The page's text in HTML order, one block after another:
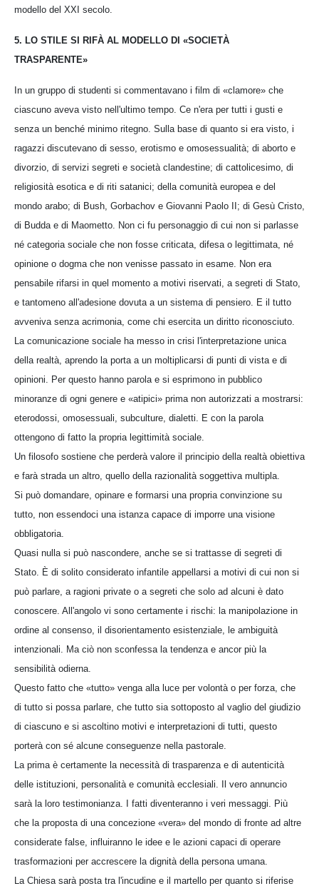
modello del XXI secolo.
5. LO STILE SI RIFÀ AL MODELLO DI «SOCIETÀ
TRASPARENTE»
In un gruppo di studenti si commentavano i film di «clamore» che
ciascuno aveva visto nell'ultimo tempo. Ce n'era per tutti i gusti e
senza un benché minimo ritegno. Sulla base di quanto si era visto, i
ragazzi discutevano di sesso, erotismo e omosessualità; di aborto e
divorzio, di servizi segreti e società clandestine; di cattolicesimo, di
religiosità esotica e di riti satanici; della comunità europea e del
mondo arabo; di Bush, Gorbachov e Giovanni Paolo II; di Gesù Cristo,
di Budda e di Maometto. Non ci fu personaggio di cui non si parlasse
né categoria sociale che non fosse criticata, difesa o legittimata, né
opinione o dogma che non venisse passato in esame. Non era
pensabile rifarsi in quel momento a motivi riservati, a segreti di Stato,
e tantomeno all'adesione dovuta a un sistema di pensiero. E il tutto
avveniva senza acrimonia, come chi esercita un diritto riconosciuto.
La comunicazione sociale ha messo in crisi l'interpretazione unica
della realtà, aprendo la porta a un moltiplicarsi di punti di vista e di
opinioni. Per questo hanno parola e si esprimono in pubblico
minoranze di ogni genere e «atipici» prima non autorizzati a mostrarsi:
eterodossi, omosessuali, subculture, dialetti. E con la parola
ottengono di fatto la propria legittimità sociale.
Un filosofo sostiene che perderà valore il principio della realtà obiettiva
e farà strada un altro, quello della razionalità soggettiva multipla.
Si può domandare, opinare e formarsi una propria convinzione su
tutto, non essendoci una istanza capace di imporre una visione
obbligatoria.
Quasi nulla si può nascondere, anche se si trattasse di segreti di
Stato. È di solito considerato infantile appellarsi a motivi di cui non si
può parlare, a ragioni private o a segreti che solo ad alcuni è dato
conoscere. All'angolo vi sono certamente i rischi: la manipolazione in
ordine al consenso, il disorientamento esistenziale, le ambiguità
intenzionali. Ma ciò non sconfessa la tendenza e ancor più la
sensibilità odierna.
Questo fatto che «tutto» venga alla luce per volontà o per forza, che
di tutto si possa parlare, che tutto sia sottoposto al vaglio del giudizio
di ciascuno e si ascoltino motivi e interpretazioni di tutti, questo
porterà con sé alcune conseguenze nella pastorale.
La prima è certamente la necessità di trasparenza e di autenticità
delle istituzioni, personalità e comunità ecclesiali. Il vero annuncio
sarà la loro testimonianza. I fatti diventeranno i veri messaggi. Più
che la proposta di una concezione «vera» del mondo di fronte ad altre
considerate false, influiranno le idee e le azioni capaci di operare
trasformazioni per accrescere la dignità della persona umana.
La Chiesa sarà posta tra l'incudine e il martello per quanto si riferise